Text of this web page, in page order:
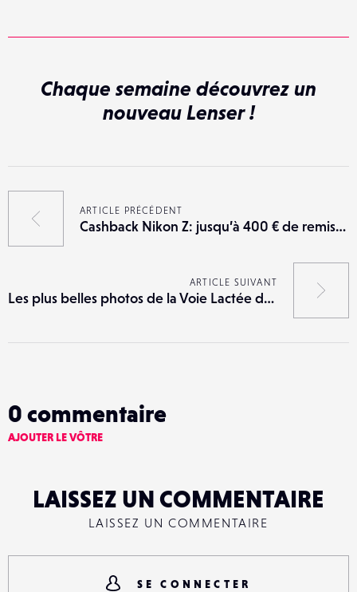
Chaque semaine découvrez un
nouveau Lenser !
ARTICLE PRÉCÉDENT
Cashback Nikon Z: jusqu’à 400 € de remise immédiate
ARTICLE SUIVANT
Les plus belles photos de la Voie Lactée de 2021
0 commentaire
AJOUTER LE VÔTRE
LAISSEZ UN COMMENTAIRE
LAISSEZ UN COMMENTAIRE
SE CONNECTER